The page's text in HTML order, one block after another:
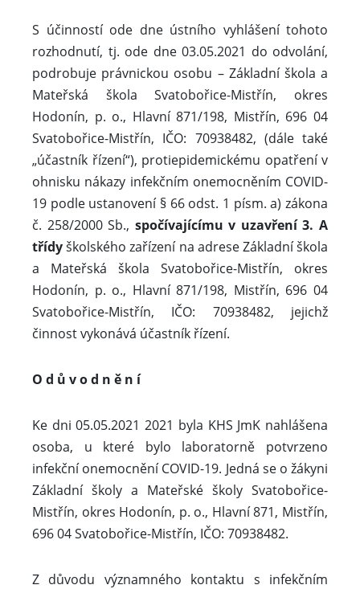
S účinností ode dne ústního vyhlášení tohoto
rozhodnutí, tj. ode dne 03.05.2021 do odvolání,
podrobuje právnickou osobu – Základní škola a
Mateřská škola Svatobořice-Mistřín, okres
Hodonín, p. o., Hlavní 871/198, Mistřín, 696 04
Svatobořice-Mistřín, IČO: 70938482, (dále také
„účastník řízení“), protiepidemickému opatření v
ohnisku nákazy infekčním onemocněním COVID-
19 podle ustanovení § 66 odst. 1 písm. a) zákona
č. 258/2000 Sb., spočívajícímu v uzavření 3. A
třídyškolského zařízení na adrese Základní škola
a Mateřská škola Svatobořice-Mistřín, okres
Hodonín, p. o., Hlavní 871/198, Mistřín, 696 04
Svatobořice-Mistřín, IČO: 70938482, jejichž
činnost vykonává účastník řízení.
O d ů v o d n ě n í
Ke dni 05.05.2021 2021 byla KHS JmK nahlášena
osoba, u které bylo laboratorně potvrzeno
infekční onemocnění COVID-19. Jedná se o žákyni
Základní školy a Mateřské školy Svatobořice-
Mistřín, okres Hodonín, p. o., Hlavní 871, Mistřín,
696 04 Svatobořice-Mistřín, IČO: 70938482.
Z důvodu významného kontaktu s infekčním